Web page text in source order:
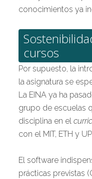
conocimientos ya
cursos
Por supuesto, la
la asignatura se
La EINA ya ha
grupo de escuelas
disciplina en el
con el MIT, ETH y
El software
prácticas previstas